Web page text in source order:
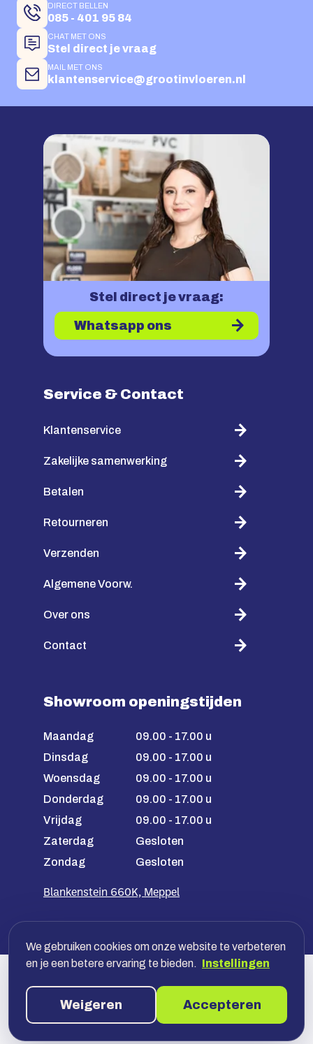
DIRECT BELLEN
085 - 401 95 84
CHAT MET ONS
Stel direct je vraag
MAIL MET ONS
klantenservice@grootinvloeren.nl
Stel direct je vraag:
Whatsapp ons
Service & Contact
Klantenservice
Zakelijke samenwerking
Betalen
Retourneren
Verzenden
Algemene Voorw.
Over ons
Contact
Showroom openingstijden
Maandag
09.00 - 17.00 u
Dinsdag
09.00 - 17.00 u
Woensdag
09.00 - 17.00 u
Donderdag
09.00 - 17.00 u
Vrijdag
09.00 - 17.00 u
Zaterdag
Gesloten
Zondag
Gesloten
Blankenstein 660K, Meppel
Veilig betalen met jouw bank, óf
achteraf in termijnen
We gebruiken cookies om onze website te verbeteren
en je een betere ervaring te bieden. Instellingen
Weigeren Accepteren